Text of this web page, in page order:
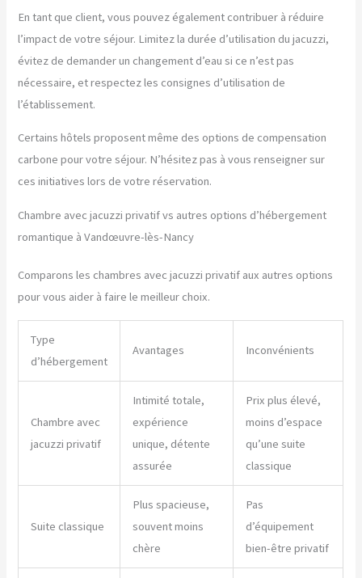
En tant que client, vous pouvez également contribuer à réduire
l’impact de votre séjour. Limitez la durée d’utilisation du jacuzzi,
évitez de demander un changement d’eau si ce n’est pas
nécessaire, et respectez les consignes d’utilisation de
l’établissement.
Certains hôtels proposent même des options de compensation
carbone pour votre séjour. N’hésitez pas à vous renseigner sur
ces initiatives lors de votre réservation.
Chambre avec jacuzzi privatif vs autres options d’hébergement
romantique à Vandœuvre-lès-Nancy
Comparons les chambres avec jacuzzi privatif aux autres options
pour vous aider à faire le meilleur choix.
Type
d’hébergement
Avantages Inconvénients
Chambre avec
jacuzzi privatif
Intimité totale,
expérience
unique, détente
assurée
Prix plus élevé,
moins d’espace
qu’une suite
classique
Suite classique
Plus spacieuse,
souvent moins
chère
Pas
d’équipement
bien-être privatif